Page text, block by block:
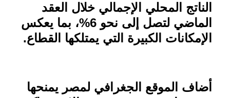
الناتج المحلي الإجمالي خلال العقد
الماضي لتصل إلى نحو 6%، بما يعكس
الإمكانات الكبيرة التي يمتلكها القطاع.
أضاف الموقع الجغرافي لمصر يمنحها